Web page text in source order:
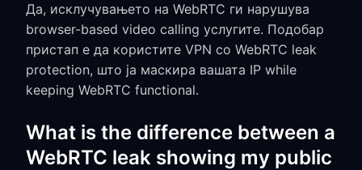
Да, исклучувањето на WebRTC ги нарушува
browser-based video calling услугите. Подобар
пристап е да користите VPN со WebRTC leak
protection, што ја маскира вашата IP while
keeping WebRTC functional.
What is the difference between a
WebRTC leak showing my public